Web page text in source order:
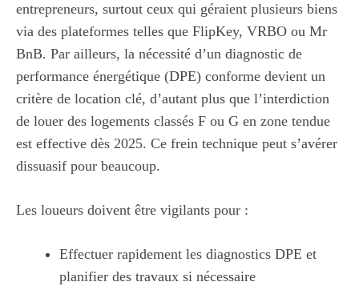
entrepreneurs, surtout ceux qui géraient plusieurs biens
via des plateformes telles que FlipKey, VRBO ou Mr
BnB. Par ailleurs, la nécessité d’un diagnostic de
performance énergétique (DPE) conforme devient un
critère de location clé, d’autant plus que l’interdiction
de louer des logements classés F ou G en zone tendue
est effective dès 2025. Ce frein technique peut s’avérer
dissuasif pour beaucoup.
Les loueurs doivent être vigilants pour :
Effectuer rapidement les diagnostics DPE et
planifier des travaux si nécessaire